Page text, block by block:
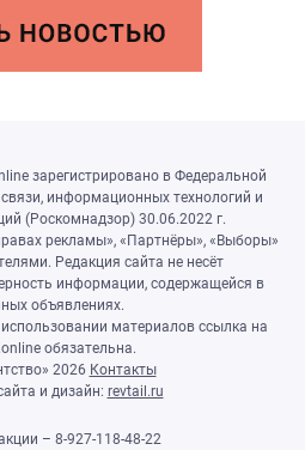
зарегистрировано в Федеральной
информационных технологий и
(Роскомнадзор) 30.06.2022 г.
рекламы», «Партнёры», «Выборы»
Редакция сайта не несёт
информации, содержащейся в
объявлениях.
материалов ссылка на
обязательна.
2026 Контакты
и дизайн: revtail.ru
– 8-927-118-48-22